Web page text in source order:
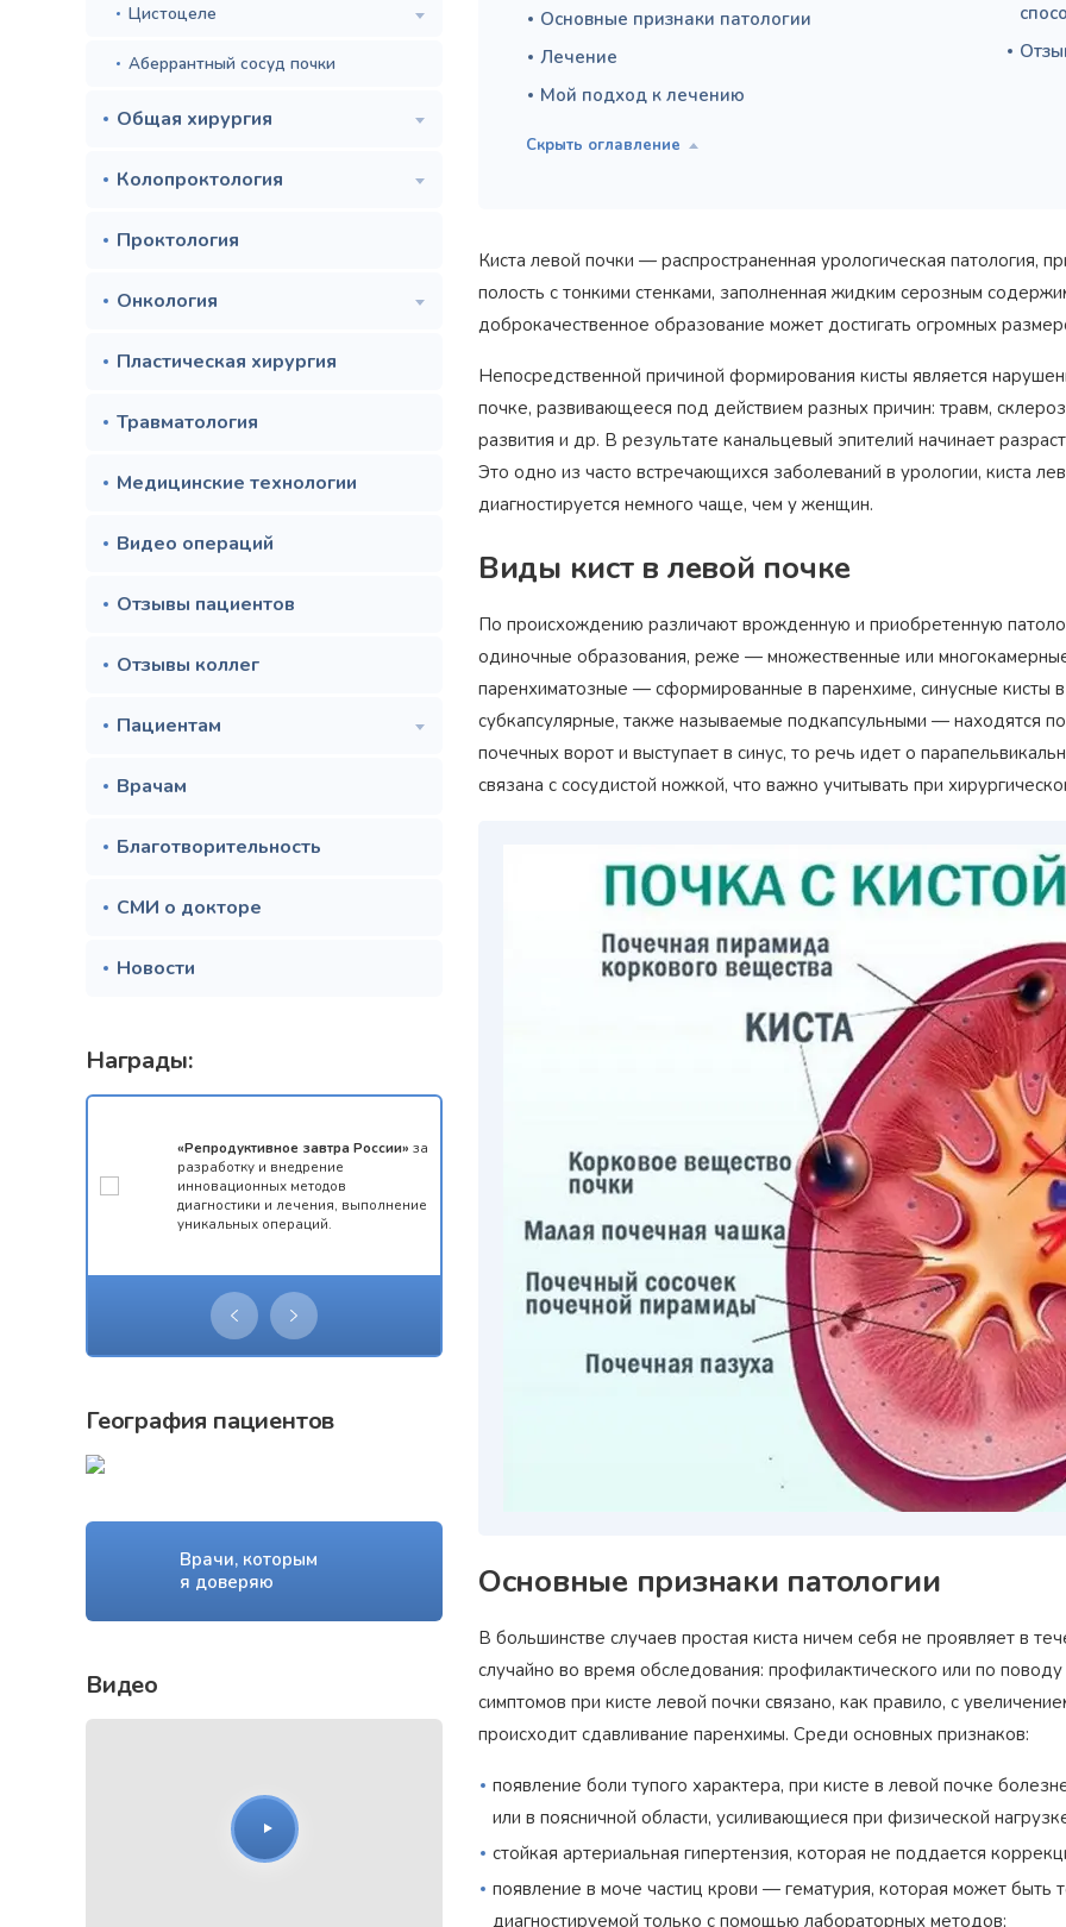
Цистоцеле
Аберрантный сосуд почки
Общая хирургия
Колопроктология
Проктология
Онкология
Пластическая хирургия
Травматология
Медицинские технологии
Видео операций
Отзывы пациентов
Отзывы коллег
Пациентам
Врачам
Благотворительность
СМИ о докторе
Новости
Награды:
«Репродуктивное завтра России» за
разработку и внедрение
инновационных методов
диагностики и лечения, выполнение
уникальных операций.
Орден«Честь и Слава Великой
России»за заслуги перед
Награжден почетным
знаком«Золотой
лучший
России
География пациентов
Врачи, которым
я доверяю
Видео
Основные признаки патологии
Лечение
Мой подход к лечению
Киста левой почки — распространенная урологическая патология,
полость с тонкими стенками, заполненная жидким серозным
доброкачественное образование может достигать огромных
Непосредственной причиной формирования кисты является
почке, развивающееся под действием разных причин: травм,
развития и др. В результате канальцевый эпителий начинает
Это одно из часто встречающихся заболеваний в урологии, киста
диагностируется немного чаще, чем у женщин.
Виды кист в левой почке
По происхождению различают врожденную и приобретенную
одиночные образования, реже — множественные или
паренхиматозные — сформированные в паренхиме, синусные кисты
субкапсулярные, также называемые подкапсульными — находятся
почечных ворот и выступает в синус, то речь идет о
связана с сосудистой ножкой, что важно учитывать при
Основные признаки патологии
В большинстве случаев простая киста ничем себя не проявляет в
случайно во время обследования: профилактического или по
симптомов при кисте левой почки связано, как правило, с
происходит сдавливание паренхимы. Среди основных признаков:
появление боли тупого характера, при кисте в левой почке
или в поясничной области, усиливающиеся при физической
стойкая артериальная гипертензия, которая не поддается
появление в моче частиц крови — гематурия, которая может быть
диагностируемой только с помощью лабораторных методов;